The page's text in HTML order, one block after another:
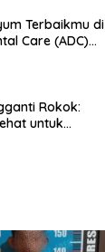
Terbaikmu di
Care (ADC)
Rokok:
untuk